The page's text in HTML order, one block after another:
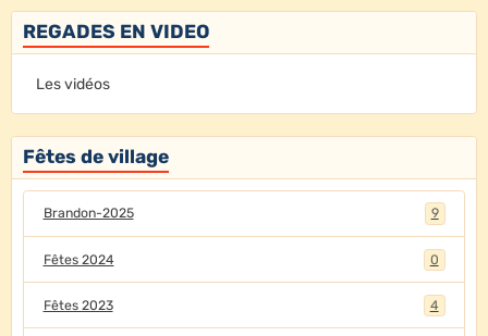
REGADES EN VIDEO
Les vidéos
Fêtes de village
Brandon-2025 9
Fêtes 2024 0
Fêtes 2023 4